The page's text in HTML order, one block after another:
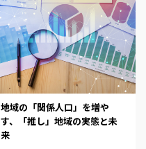
地域の「関係人口」を増や
す、「推し」地域の実態と未
来